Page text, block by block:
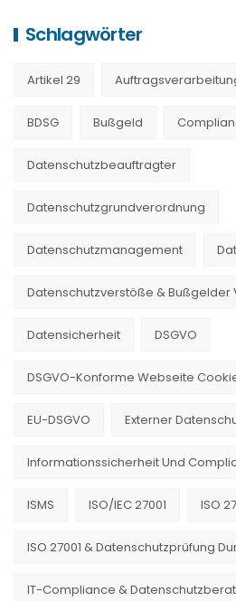
Schlagwörter
Artikel 29
BDSG Bußgeld
Datenschutzbeauftragter
Datenschutzgrundverordnung
Datenschutzmanagement
Datenschutzverstöße & Bußgelder
Datensicherheit DSGVO
DSGVO-Konforme Webseite
EU-DSGVO Externer
Informationssicherheit Und
ISMS ISO/IEC 27001 ISO
ISO 27001 & Datenschutzprüfung
IT-Compliance &